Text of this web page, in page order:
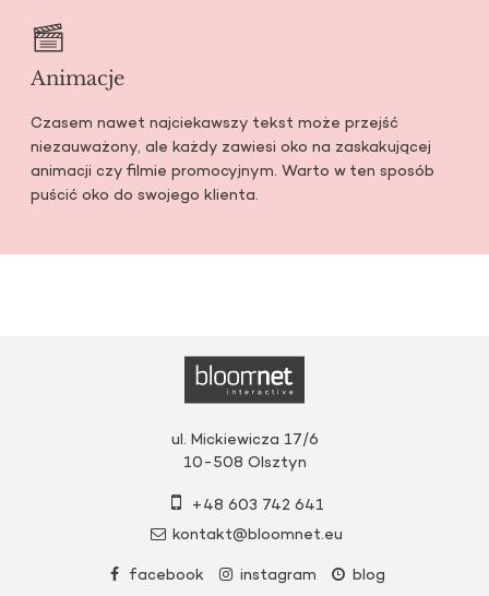
Animacje
Czasem nawet najciekawszy tekst może przejść
niezauważony, ale każdy zawiesi oko na zaskakującej
animacji czy filmie promocyjnym. Warto w ten sposób
puścić oko do swojego klienta.
ul. Mickiewicza 17/6
10-508 Olsztyn
+48 603 742 641
kontakt@bloomnet.eu
facebook instagram blog